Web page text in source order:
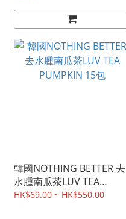
韓國NOTHING BETTER 去
水腫南瓜茶LUV TEA
PUMPKIN 15包
HK$69.00 ~ HK$550.00